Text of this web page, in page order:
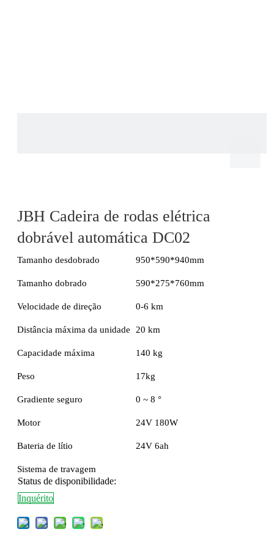
JBH Cadeira de rodas elétrica
dobrável automática DC02
Tamanho desdobrado 950*590*940mm
Tamanho dobrado 590*275*760mm
Velocidade de direção 0-6 km
Distância máxima da unidade 20 km
Capacidade máxima 140 kg
Peso 17kg
Gradiente seguro 0 ~ 8 °
Motor 24V 180W
Bateria de lítio 24V 6ah
Sistema de travagem
Status de disponibilidade:
Inquérito